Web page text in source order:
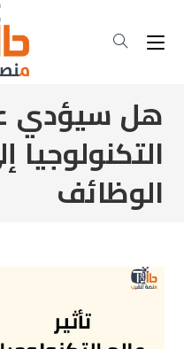
هل سيؤدي
الوظائف